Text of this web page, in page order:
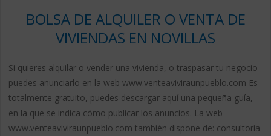
BOLSA DE ALQUILER O VENTA DE
VIVIENDAS EN NOVILLAS
Si quieres alquilar o vender una vivienda, o traspasar tu negocio
puedes anunciarlo en la web www.venteaviviraunpueblo.com Es
totalmente gratuito, puedes descargar aquí una pequeña guía,
en la que se indica cómo publicar los anuncios. La web
www.venteaviviraunpueblo.com también dispone de: consultoría